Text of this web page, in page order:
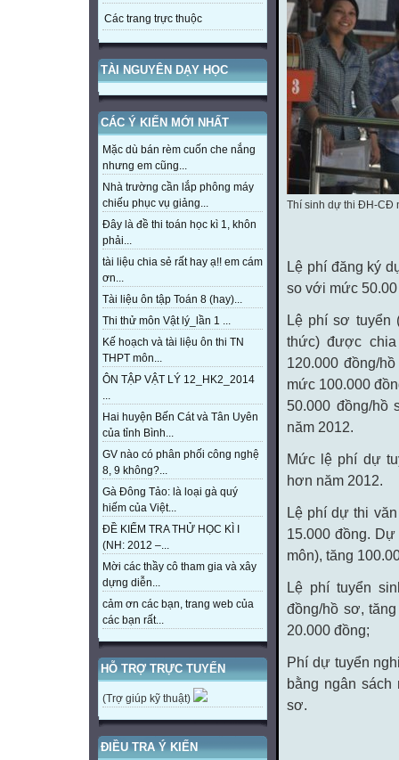
Các trang trực thuộc
TÀI NGUYÊN DẠY HỌC
CÁC Ý KIẾN MỚI NHẤT
Mặc dù bán rèm cuốn che nắng
nhưng em cũng...
Nhà trường cần lắp phông máy
chiếu phục vụ giảng...
Đây là đề thi toán học kì 1, khôn
phải...
tài liệu chia sẻ rất hay ạ!! em cám
ơn...
Tài liệu ôn tập Toán 8 (hay)...
Thi thử môn Vật lý_lần 1 ...
Kế hoạch và tài liệu ôn thi TN
THPT môn...
ÔN TẬP VẬT LÝ 12_HK2_2014
...
Hai huyện Bến Cát và Tân Uyên
của tỉnh Bình...
GV nào có phân phối công nghệ
8, 9 không?...
Gà Đông Tảo: là loại gà quý
hiếm của Việt...
ĐỀ KIỂM TRA THỬ HỌC KÌ I
(NH: 2012 –...
Mời các thầy cô tham gia và xây
dựng diễn...
cảm ơn các bạn, trang web của
các bạn rất...
HỖ TRỢ TRỰC TUYẾN
(Trợ giúp kỹ thuật)
ĐIỀU TRA Ý KIẾN
Thí sinh dự thi ĐH-CĐ
Lệ phí đăng ký
so với mức
Lệ phí sơ tuyển
thức) được
120.000 đồng/
mức 100.000
50.000 đồng/hồ
năm 2012.
Mức lệ phí dự
hơn năm 2012.
Lệ phí dự thi
15.000 đồng.
môn), tăng
Lệ phí tuyển
đồng/hồ sơ,
20.000 đồng;
Phí dự tuyển
bằng ngân
sơ.